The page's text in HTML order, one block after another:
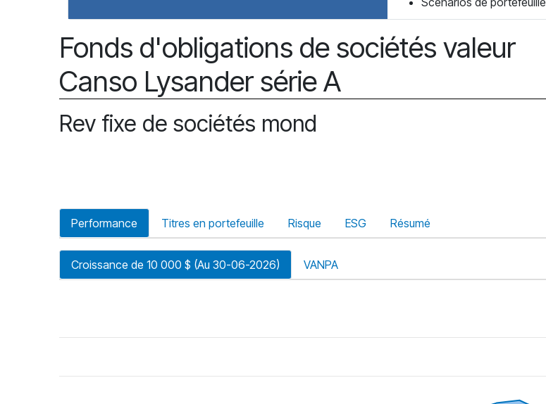
Fonds d'obligations de sociétés valeur
Canso Lysander série A
Rev fixe de sociétés mond
Performance Titres en portefeuille Risque ESG Résumé
Croissance de 10 000 $ (Au 30-06-2026) VANPA